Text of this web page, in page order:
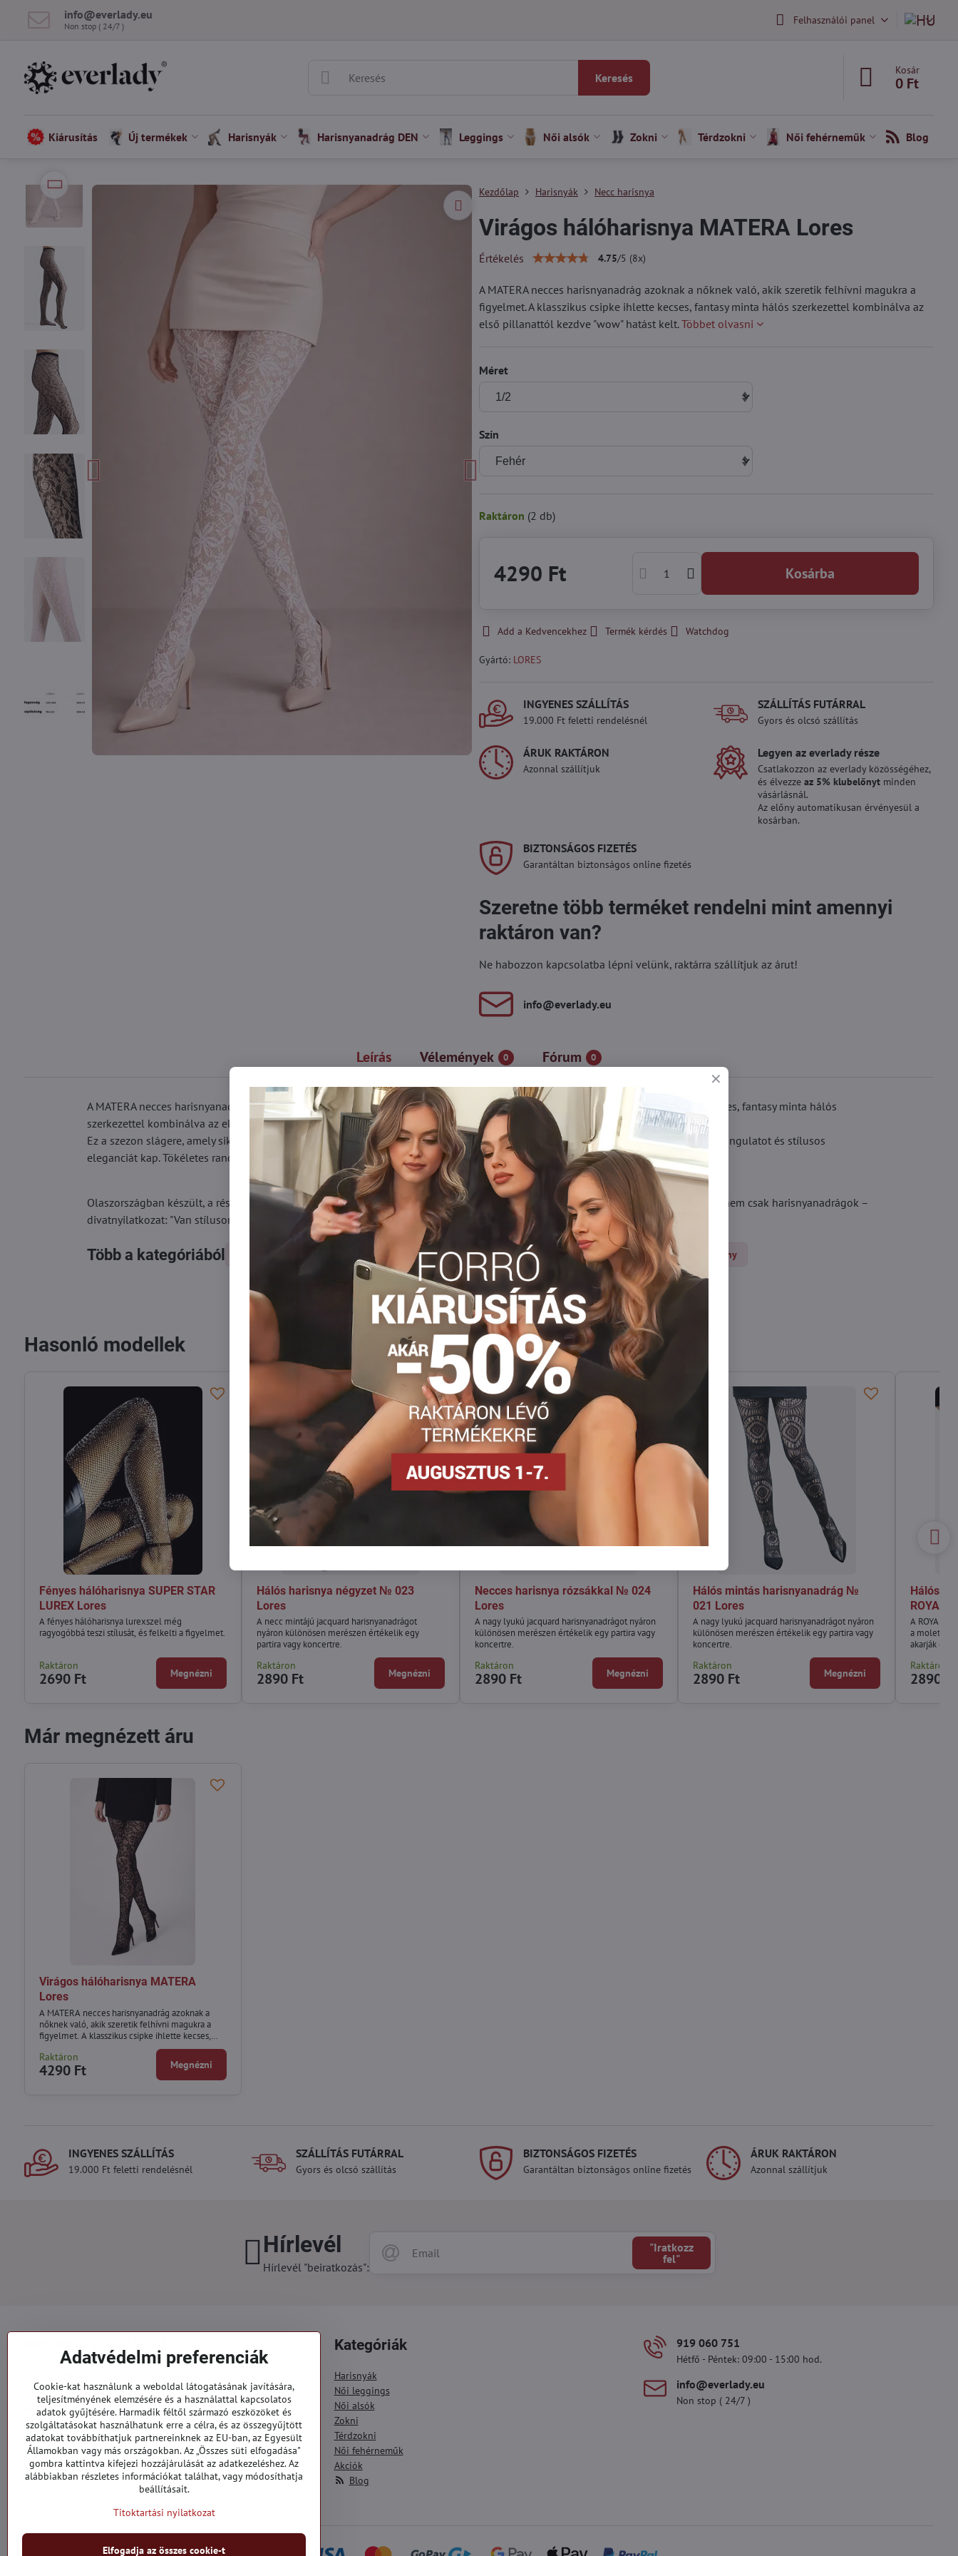
info​@everlady​.eu
Non stop ( 24/7 ) Felhasználói panel
Keresés
Kosár
0 Ft
Kiárusítás Új termékek Harisnyák Harisnyanadrág DEN Leggings Női alsók Zokni Térdzokni Női fehérneműk Blog
Kezdőlap Harisnyák Necc harisnya
Virágos hálóharisnya MATERA Lores
Értékelés 4.75/5 (8x)
A MATERA necces harisnyanadrág azoknak a nőknek való, akik szeretik felhívni magukra a
figyelmet. A klasszikus csipke ihlette kecses, fantasy minta hálós szerkezettel kombinálva az
első pillanattól kezdve "wow" hatást kelt.Többet olvasni
Méret
Szín
Raktáron (2 db)
4290 Ft Kosárba
Add a Kedvencekhez Termék kérdés Watchdog
Gyártó: LORES
INGYENES SZÁLLÍTÁS
19.000 Ft feletti rendelésnél
SZÁLLÍTÁS FUTÁRRAL
Gyors és olcsó szállítás
ÁRUK RAKTÁRON
Azonnal szállítjuk
Legyen az everlady része
Csatlakozzon az everlady közösségéhez,
és élvezzeaz 5% klubelőnyt minden
vásárlásnál.
Az előny automatikusan érvényesül a
kosárban.
BIZTONSÁGOS FIZETÉS
Garantáltan biztonságos online fizetés
Szeretne több terméket rendelni mint amennyi
raktáron van?
Ne habozzon kapcsolatba lépni velünk, raktárra szállítjuk az árut!
info​@everlady​.eu
Leírás Vélemények 0 Fórum 0
A MATERA necces harisnyanadrág azoknak a nőknek való, akik szeretik felhívni magukra a figyelmet. A klasszikus csipke ihlette kecses, fantasy minta hálós
szerkezettel kombinálva az első pillanattól kezdve "wow" hatást kelt.
Ez a szezon slágere, amely sikeresen helyettesíti az ékszereket – csak viselje egy egyszerű ruhával, és az egész stílus egy csipetnyi hangulatot és stílusos
eleganciát kap. Tökéletes randevúra, vacsorára, bulira vagy baráti kirándulásra.
Olaszországban készült, a részletekre való odafigyeléssel készültek, tökéletesen illeszkednek a testhez és kiemelik a lábakat. Ezek nem csak harisnyanadrágok –
divatnyilatkozat: "Van stílusom, van bátorságom, nőies erőm."
Több a kategóriából Mintás harisnya Necc harisnya Harisnyanadrág DEN Sieťované pančuchy
FacebookTwitter Bluesky PinterestRedditLinkedInWhatsApp
E-
mail
Hasonló modellek
Fényes hálóharisnya SUPER STAR
LUREX Lores
A fényes hálóharisnya lurexszel még
ragyogóbbá teszi stílusát, és felkelti a figyelmet.
Raktáron
2690 Ft Megnézni
Hálós harisnya négyzet № 023
Lores
A necc mintájú jacquard harisnyanadrágot
nyáron különösen merészen értékelik egy
partira vagy koncertre.
Raktáron
2890 Ft Megnézni
Necces harisnya rózsákkal № 024
Lores
A nagy lyukú jacquard harisnyanadrágot nyáron
különösen merészen értékelik egy partira vagy
koncertre.
Raktáron
2890 Ft Megnézni
Hálós mintás harisnyanadrág №
021 Lores
A nagy lyukú jacquard harisnyanadrágot nyáron
különösen merészen értékelik egy partira vagy
koncertre.
Raktáron
2890 Ft Megnézni
Hálós
ROYAL
A ROYAL
a molett
akarják
Raktáron
2890 Ft
Már megnézett áru
Virágos hálóharisnya MATERA
Lores
A MATERA necces harisnyanadrág azoknak a
nőknek való, akik szeretik felhívni magukra a
figyelmet. A klasszikus csipke ihlette kecses,
fantasy minta hálós szerkezettel kombinálva az
első pillanattól kezdve "wow" hatást kelt.
Raktáron
4290 Ft Megnézni
INGYENES SZÁLLÍTÁS
19.000 Ft feletti rendelésnél
SZÁLLÍTÁS FUTÁRRAL
Gyors és olcsó szállítás
BIZTONSÁGOS FIZETÉS
Garantáltan biztonságos online fizetés
ÁRUK RAKTÁRON
Azonnal szállítjuk
Hírlevél
Hírlevél "beiratkozás":
"Iratkozz
fel"
Általános szerződési feltételek
Személyes adatok védelme
Reklamációs űrlap
Kapcsolatt
Megrendelések
Kategóriák
Harisnyák
Női leggings
Női alsók
Zokni
Térdzokni
Női fehérneműk
Akciók
Blog
919 060 751
Hétfő - Péntek: 09:00 - 15:00 hod.
info​@everlady​.eu
Non stop ( 24/7 )
Adatvédelmi preferenciák
Cookie-kat használunk a weboldal látogatásának javítására,
teljesítményének elemzésére és a használattal kapcsolatos
adatok gyűjtésére. Harmadik féltől származó eszközöket és
szolgáltatásokat használhatunk erre a célra, és az összegyűjtött
adatokat továbbíthatjuk partnereinknek az EU-ban, az Egyesült
Államokban vagy más országokban. Az „Összes süti elfogadása"
gombra kattintva kifejezi hozzájárulását az adatkezeléshez. Az
alábbiakban részletes információkat találhat, vagy módosíthatja
beállításait.
Titoktartási nyilatkozat
Elfogadja az összes cookie-t